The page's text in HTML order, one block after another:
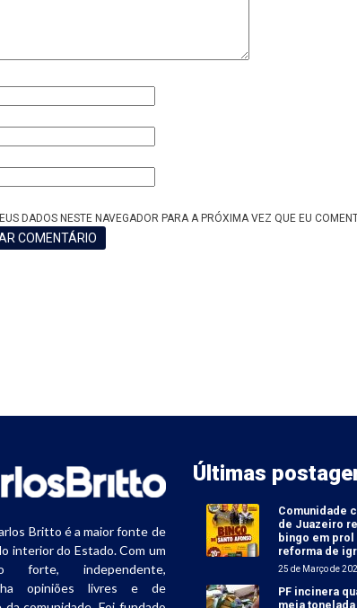
DADOS NESTE NAVEGADOR PARA A PRÓXIMA VEZ QUE EU
Britto é a maior fonte de
interior do Estado. Com um
forte, independente,
opiniões livres e de
Últimas
Comunidade
de Juazeiro
bingo em prol
reforma de
25 de Março de
PF incinera
meia tonelada